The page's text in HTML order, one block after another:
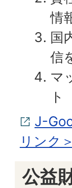
情
国
信
マ
ト
J-
リンク＞
公益